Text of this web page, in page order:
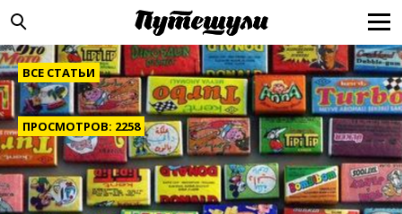
ВСЕ СТАТЬИ
ПРОСМОТРОВ: 2258